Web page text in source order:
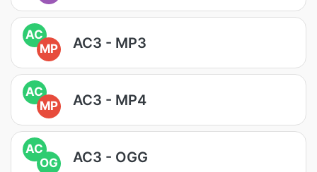
AC
MP
AC3 - MP3
AC
MP
AC3 - MP4
AC
OG
AC3 - OGG